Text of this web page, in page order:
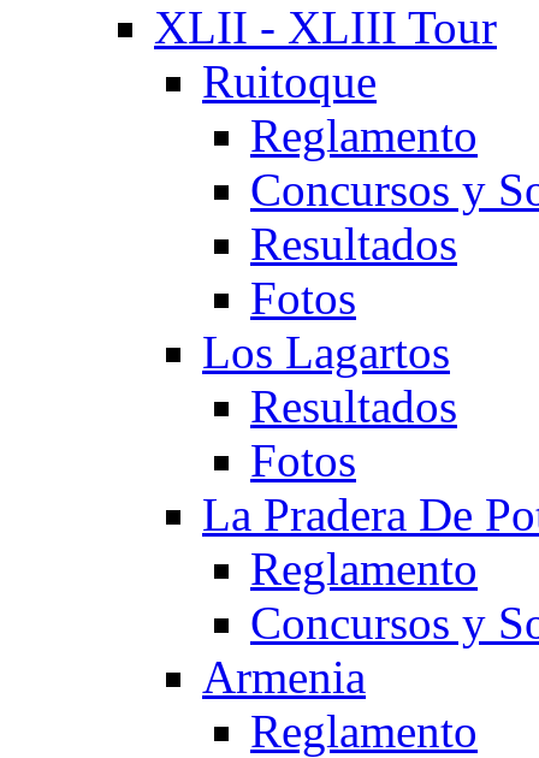
XLII - XLIII Tour
Ruitoque
Reglamento
Concursos y
Resultados
Fotos
Los Lagartos
Resultados
Fotos
La Pradera De
Reglamento
Concursos y
Armenia
Reglamento